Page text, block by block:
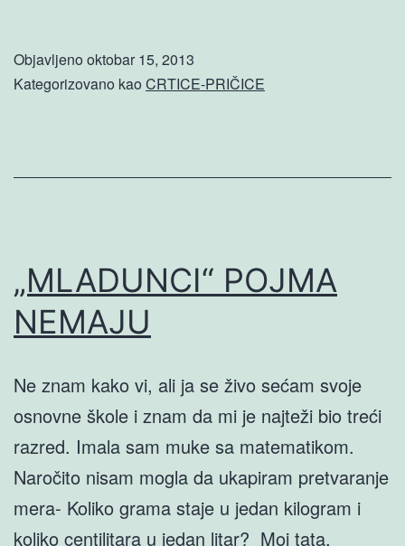
Objavljeno oktobar 15, 2013
Kategorizovano kao CRTICE-PRIČICE
„MLADUNCI“ POJMA
NEMAJU
Ne znam kako vi, ali ja se živo sećam svoje
osnovne škole i znam da mi je najteži bio treći
razred. Imala sam muke sa matematikom.
Naročito nisam mogla da ukapiram pretvaranje
mera- Koliko grama staje u jedan kilogram i
koliko centilitara u jedan litar? Moj tata,